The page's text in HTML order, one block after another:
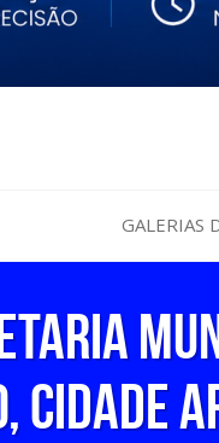
GALERIAS
Cidade